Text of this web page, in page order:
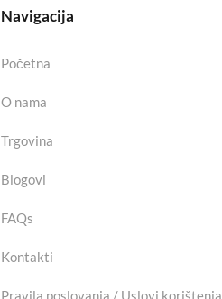
Navigacija
Početna
O nama
Trgovina
Blogovi
FAQs
Kontakti
Pravila poslovanja / Uslovi korištenja